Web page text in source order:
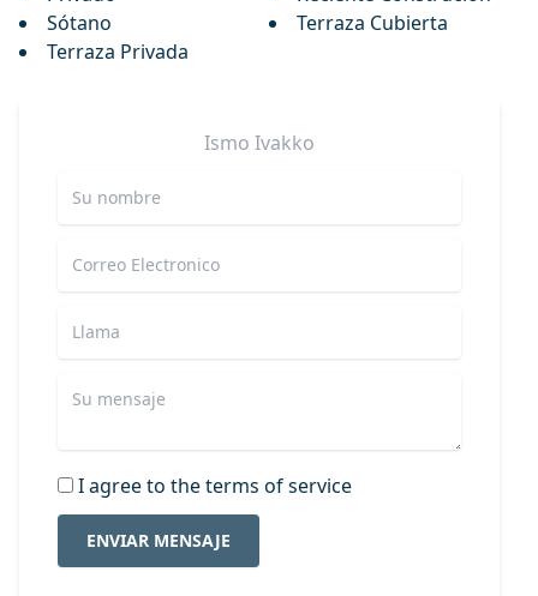
Sótano
Terraza Cubierta
Terraza Privada
Ismo Ivakko
I agree to the terms of service
ENVIAR MENSAJE